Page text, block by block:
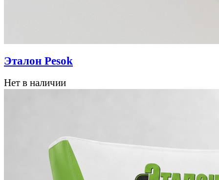
Эталон Pesok
Нет в наличии